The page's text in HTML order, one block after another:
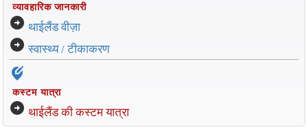
व्यावहारिक जानकारी
arrow_circle_right थाईलैंड वीज़ा
arrow_circle_right स्वास्थ्य / टीकाकरण
edit_location_alt
कस्टम यात्रा
arrow_circle_right थाईलैंड की कस्टम यात्रा